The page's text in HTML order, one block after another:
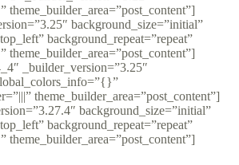
background_size=”initial”
background_repeat=”repeat”
_builder_version=”3.25″
theme_builder_area=”post_content”]
background_size=”initial”
background_repeat=”repeat”